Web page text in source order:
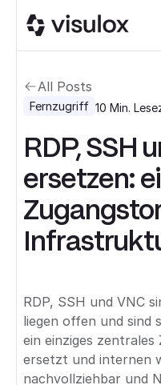
All Posts
Fernzugriff 10 Min.
RDP, SSH
ersetzen:
RDP, SSH und VNC
liegen offen und sind
ein einziges
ersetzt und internen
nachvollziehbar und